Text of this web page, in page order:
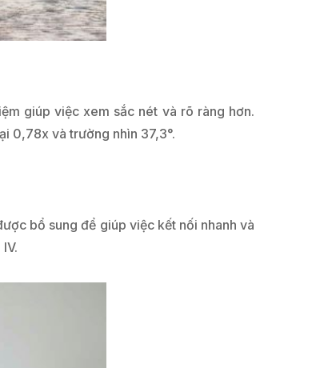
giúp việc xem sắc nét và rõ ràng hơn.
0,78x và trường nhìn 37,3°.
bổ sung để giúp việc kết nối nhanh và